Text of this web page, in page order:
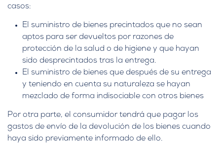
casos:
El suministro de bienes precintados que no sean
aptos para ser devueltos por razones de
protección de la salud o de higiene y que hayan
sido desprecintados tras la entrega.
El suministro de bienes que después de su entrega
y teniendo en cuenta su naturaleza se hayan
mezclado de forma indisociable con otros bienes
Por otra parte, el consumidor tendrá que pagar los
gastos de envío de la devolución de los bienes cuando
haya sido previamente informado de ello.